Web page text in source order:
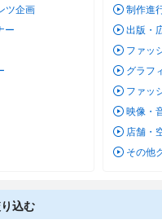
ツ企画
ー
制作進
出版・
ファッ
グラフ
ファッ
映像・
店舗・
その他
込む